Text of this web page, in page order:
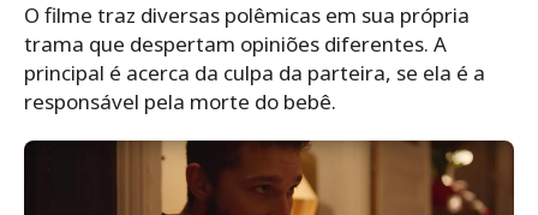
O filme traz diversas polêmicas em sua própria
trama que despertam opiniões diferentes. A
principal é acerca da culpa da parteira, se ela é a
responsável pela morte do bebê.